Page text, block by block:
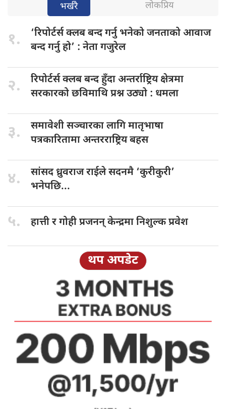
भर्खरै लोकप्रिय
१. ‘रिपोर्टर्स क्लबबन्द गर्नु भनेको जनताको आवाज
बन्द गर्नु हो’ : नेता गजुरेल
२. रिपोर्टर्स क्लबबन्द हुँदा अन्तर्राष्ट्रिय क्षेत्रमा
सरकारको छविमाथि प्रश्न उठ्यो : धमला
३. समावेशी सञ्चारकालागि मातृभाषा
पत्रकारितामा अन्तरराष्ट्रिय बहस
४. सांसद ध्रुवराजराईले सदनमै ‘कुरीकुरी’
भनेपछि...
५. हात्ती रगोही प्रजनन् केन्द्रमा निशुल्क प्रवेश
थप अपडेट